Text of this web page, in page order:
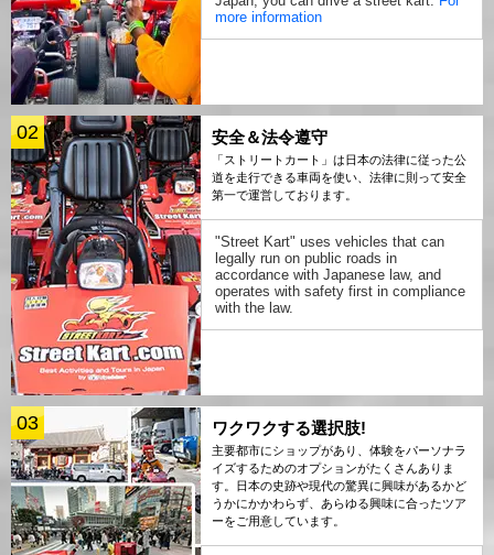
more information
02 安全＆法令遵守
「ストリートカート」は日本の法律に従った公
道を走行できる車両を使い、法律に則って安全
第一で運営しております。
"Street Kart" uses vehicles that can
legally run on public roads in
accordance with Japanese law, and
operates with safety first in compliance
with the law.
03 ワクワクする選択肢!
主要都市にショップがあり、体験をパーソナラ
イズするためのオプションがたくさんありま
す。日本の史跡や現代の驚異に興味があるかど
うかにかかわらず、あらゆる興味に合ったツア
ーをご用意しています。